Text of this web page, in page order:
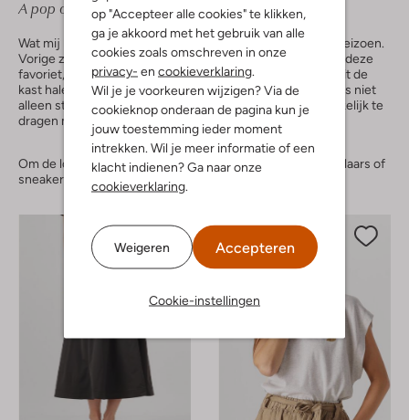
op "Accepteer alle cookies" te klikken,
ga je akkoord met het gebruik van alle
cookies zoals omschreven in onze
privacy- en cookieverklaring.
Wil je je voorkeuren wijzigen? Via de
cookieknop onderaan de pagina kun je
jouw toestemming ieder moment
intrekken. Wil je meer informatie of een
klacht indienen? Ga naar onze
cookieverklaring.
Weigeren Accepteren
Cookie-instellingen
A pop of comfort:de rok die altijd goed zit
Wat mij betreft is de poplin rok een echte must-have dit seizoen.
Vorige zomer hebben we al een glimp mogen vangen van deze
favoriet, maar ook dit voorjaar kun je hem gewoon weer uit de
kast halen of natuurlijk een nieuwe aanschaffen. Dit item is niet
alleen stijlvol, maar ook nog eens supercomfortabel. Makkelijk te
dragen met een leuke top of een basic T-shirt.
Om de look compleet te maken zou ik er nog een cowboylaars of
sneaker onder dragen.